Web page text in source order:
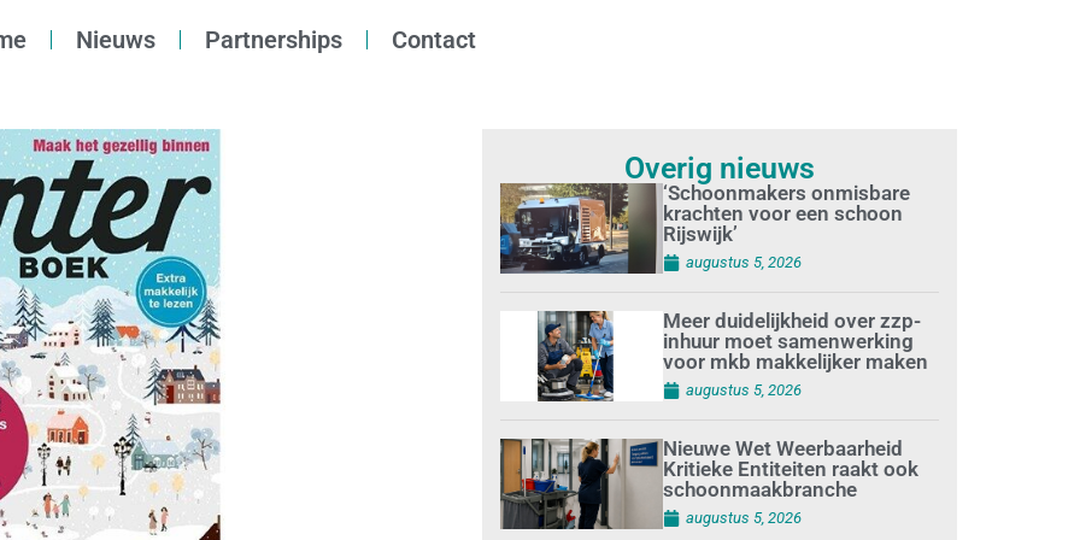
Nieuws Partnerships Contact
Overig nieuws
‘Schoonmakers onmisbare
krachten voor een schoon
Rijswijk’
augustus 5, 2026
Meer duidelijkheid over zzp-
inhuur moet samenwerking
voor mkb makkelijker maken
augustus 5, 2026
Nieuwe Wet Weerbaarheid
Kritieke Entiteiten raakt ook
schoonmaakbranche
augustus 5, 2026